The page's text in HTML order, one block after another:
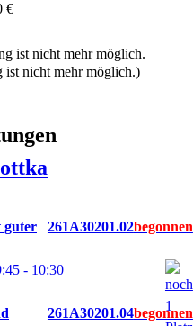
€
ist nicht mehr möglich.)
guter
261A30201.02
- 10:30
261A30201.04